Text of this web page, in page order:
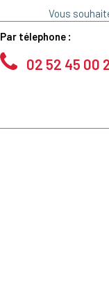
Vous
Par télephone :
02 52 45 00